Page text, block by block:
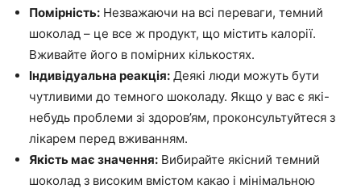
Помірність: Незважаючи на всі переваги, темний
шоколад – це все ж продукт, що містить калорії.
Вживайте його в помірних кількостях.
Індивідуальна реакція: Деякі люди можуть бути
чутливими до темного шоколаду. Якщо у вас є які-
небудь проблеми зі здоров’ям, проконсультуйтеся з
лікарем перед вживанням.
Якість має значення: Вибирайте якісний темний
шоколад з високим вмістом какао і мінімальною